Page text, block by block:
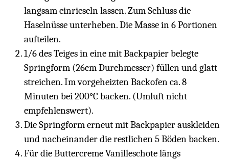
langsam einrieseln lassen. Zum Schluss die
Haselnüsse unterheben. Die Masse in 6 Portionen
aufteilen.
1/6 des Teiges in eine mit Backpapier belegte
Springform (26cm Durchmesser) füllen und glatt
streichen. Im vorgeheizten Backofen ca. 8
Minuten bei 200°C backen. (Umluft nicht
empfehlenswert).
Die Springform erneut mit Backpapier auskleiden
und nacheinander die restlichen 5 Böden backen.
Für die Buttercreme Vanilleschote längs